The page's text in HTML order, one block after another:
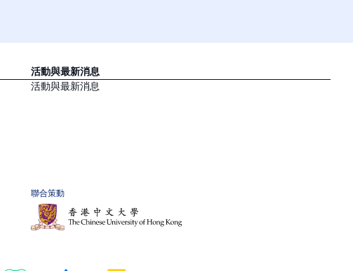
活動與最新消息
活動與最新消息
聯合策動